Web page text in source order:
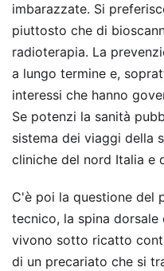
imbarazzate. Si
piuttosto che di
radioterapia. La
a lungo termine e,
interessi che hanno
Se potenzi la sanità
sistema dei viaggi della
cliniche del nord Italia e
C'è poi la questione del
tecnico, la spina
vivono sotto ricatto
di un precariato che si